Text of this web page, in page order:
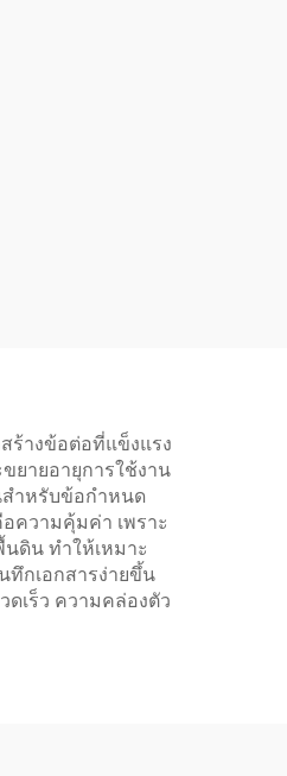
ร้างข้อต่อที่แข็งแรง
ยายอายุการใช้งาน
สำหรับข้อกำหนด
ความคุ้มค่า เพราะ
ดิน ทำให้เหมาะ
ทึกเอกสารง่ายขึ้น
เร็ว ความคล่องตัว